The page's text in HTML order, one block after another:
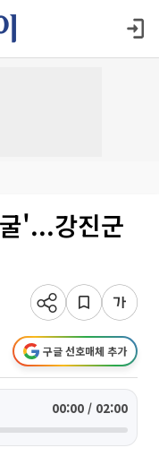
'...강진군
구글 선호매체 추가
00:00 / 02:00